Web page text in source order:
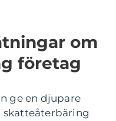
om
företag
ge en djupare
skatteåterbäring